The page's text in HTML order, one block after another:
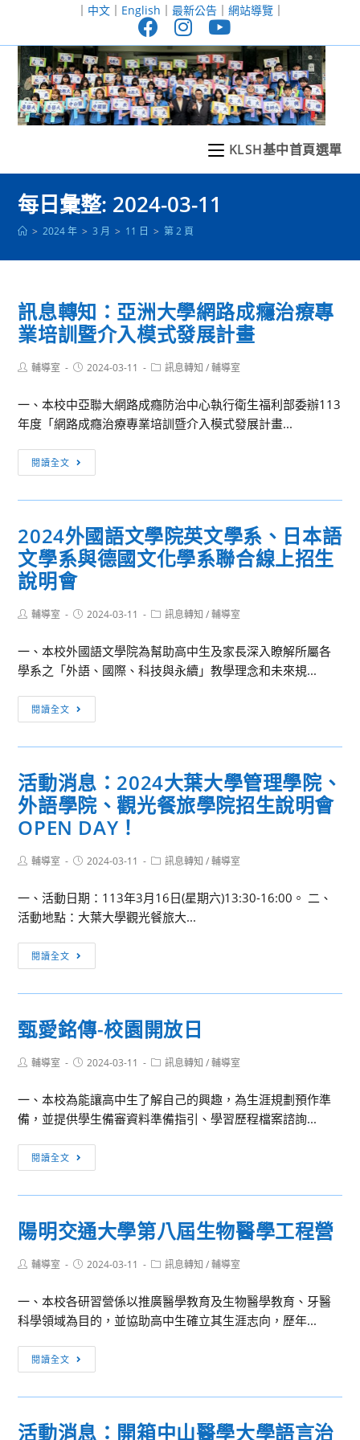
至
｜ 中文｜ English ｜ 最新公告｜ 網站導覽｜
KLSH基中首頁選單
每日彙整: 2024-03-11
> 2024 年 > 3 月 > 11 日 > 第 2 頁
訊息轉知：亞洲大學網路成癮治療專
業培訓暨介入模式發展計畫
Post輔導室
Post2024-03-11
Post訊息轉知 / 輔導室
一、本校中亞聯大網路成癮防治中心執行衛生福利部委辦113
年度「網路成癮治療專業培訓暨介入模式發展計畫...
閱讀全文
息
轉
亞
洲
網
成
癮
業
訓
暨
介
模
發
展
計
2024外國語文學院英文學系、日本語
文學系與德國文化學系聯合線上招生
說明會
Post輔導室
Post2024-03-11
Post訊息轉知 / 輔導室
一、本校外國語文學院為幫助高中生及家長深入瞭解所屬各
學系之「外語、國際、科技與永續」教學理念和未來規...
閱讀全文
外
國
文
學
院
英
文
系、
日
學
與
國
文
化
學
系
聯
上
招
生
明
會
活動消息：2024大葉大學管理學院、
外語學院、觀光餐旅學院招生說明會
OPEN DAY！
Post輔導室
Post2024-03-11
Post訊息轉知 / 輔導室
一、活動日期：113年3月16日(星期六)13:30-16:00。 二、
活動地點：大葉大學觀光餐旅大...
閱讀全文
動
消
2024
葉
學
管
理
語
學
院、
光
餐
院
招
說
甄愛銘傳-校園開放日
Post輔導室
Post2024-03-11
Post訊息轉知 / 輔導室
一、本校為能讓高中生了解自己的興趣，為生涯規劃預作準
備，並提供學生備審資料準備指引、學習歷程檔案諮詢...
閱讀全文
愛
銘
校
開
日
陽明交通大學第八屆生物醫學工程營
Post輔導室
Post2024-03-11
Post訊息轉知 / 輔導室
一、本校各研習營係以推廣醫學教育及生物醫學教育、牙醫
科學領域為目的，並協助高中生確立其生涯志向，歷年...
閱讀全文
明
交
大
活動消息：開箱中山醫學大學語言治